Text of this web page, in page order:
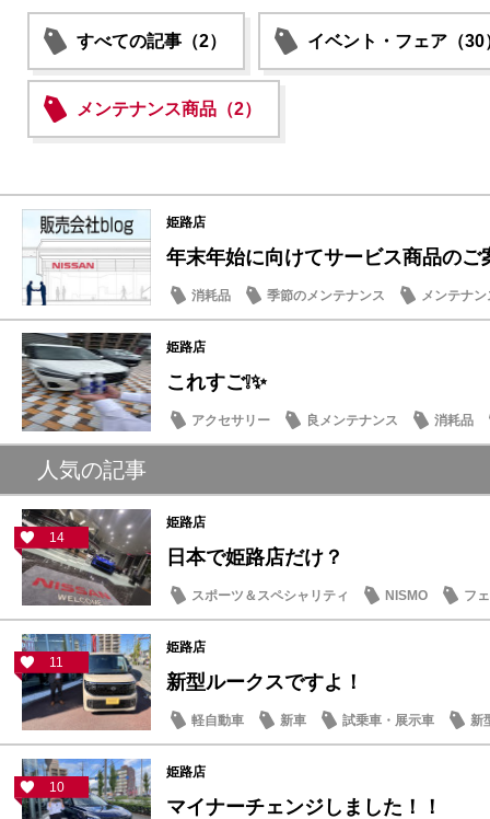
すべての記事（2） イベント・フェア（30
メンテナンス商品（2）
姫路店
年末年始に向けてサービス商品のご
消耗品 季節のメンテナンス メンテナ
姫路店
これすご❕✨
アクセサリー 良メンテナンス 消耗品
人気の記事
14
姫路店
日本で姫路店だけ？
スポーツ＆スペシャリティ NISMO フ
11
姫路店
新型ルークスですよ！
軽自動車 新車 試乗車・展示車 新
10
姫路店
マイナーチェンジしました！！